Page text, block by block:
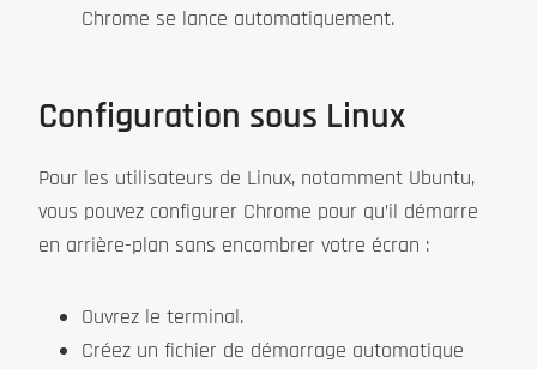
Chrome se lance automatiquement.
Configuration sous Linux
Pour les utilisateurs de Linux, notamment Ubuntu,
vous pouvez configurer Chrome pour qu’il démarre
en arrière-plan sans encombrer votre écran :
Ouvrez le terminal.
Créez un fichier de démarrage automatique